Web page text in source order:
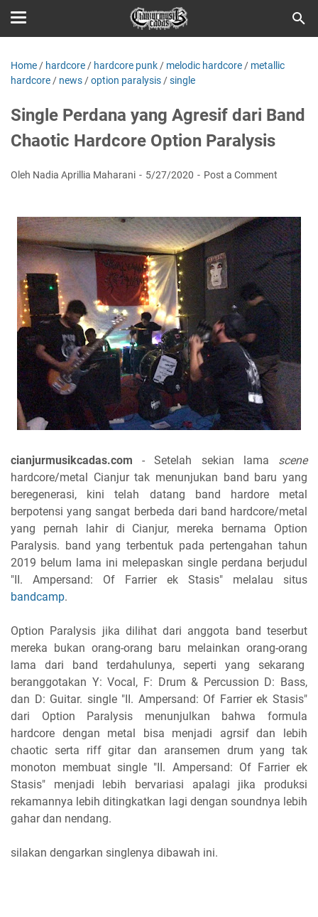
Home / hardcore / hardcore punk / melodic hardcore / metallic
hardcore / news /option paralysis /single
Single Perdana yang Agresif dari Band
Chaotic Hardcore Option Paralysis
Oleh Nadia Aprillia Maharani 5/27/2020 Post a Comment
cianjurmusikcadas.com - Setelah sekian lama scene
hardcore/metal Cianjur tak menunjukan band baru yang
beregenerasi, kini telah datang band hardore metal
berpotensi yang sangat berbeda dari band hardcore/metal
yang pernah lahir di Cianjur, mereka bernama Option
Paralysis. band yang terbentuk pada pertengahan tahun
2019 belum lama ini melepaskan single perdana berjudul
"II. Ampersand: Of Farrier ek Stasis" melalau situs
bandcamp.
Option Paralysis jika dilihat dari anggota band teserbut
mereka bukan orang-orang baru melainkan orang-orang
lama dari band terdahulunya, seperti yang sekarang
beranggotakan Y: Vocal, F: Drum & Percussion D: Bass,
dan D: Guitar. single "II. Ampersand: Of Farrier ek Stasis"
dari Option Paralysis menunjulkan bahwa formula
hardcore dengan metal bisa menjadi agrsif dan lebih
chaotic serta riff gitar dan aransemen drum yang tak
monoton membuat single "II. Ampersand: Of Farrier ek
Stasis" menjadi lebih bervariasi apalagi jika produksi
rekamannya lebih ditingkatkan lagi dengan soundnya lebih
gahar dan nendang.
silakan dengarkan singlenya dibawah ini.